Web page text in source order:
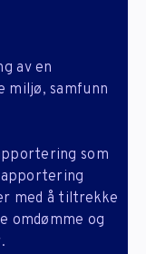
av en
miljø, samfunn
som
med å tiltrekke
omdømme og